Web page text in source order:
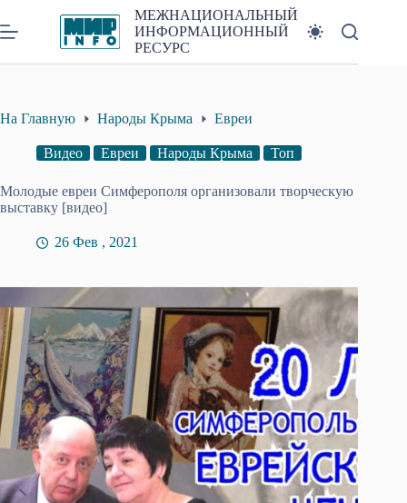
к
сути
МЕЖНАЦИОНАЛЬНЫЙ
ИНФОРМАЦИОННЫЙ
РЕСУРС
На Главную Народы Крыма Евреи
Видео Евреи Народы Крыма Топ
Молодые евреи Симферополя организовали творческую
выставку [видео]
26 Фев , 2021